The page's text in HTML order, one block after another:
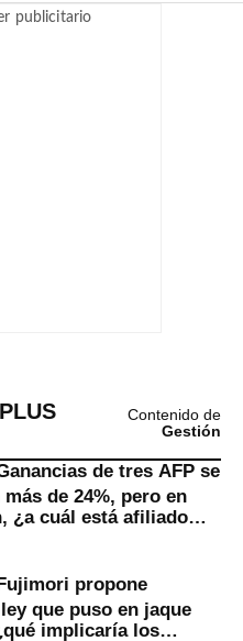
Contenido de
Gestión
de tres AFP se
de 24%, pero en
¿a cuál está afiliado
propone
que puso en jaque
implicaría los